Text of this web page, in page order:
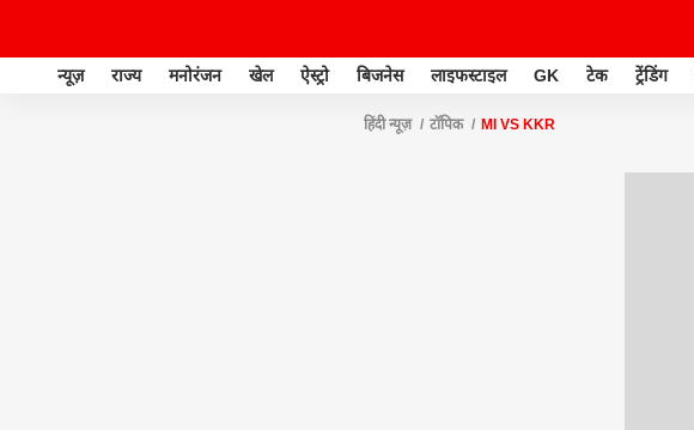
न्यूज़ राज्य मनोरंजन खेल ऐस्ट्रो बिजनेस लाइफस्टाइल GK टेक ट्रेंडिंग
हिंदी न्यूज़ टॉपिक MI VS KKR